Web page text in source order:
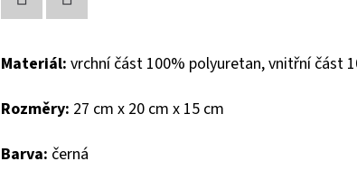
Materiál: vrchní část 100% polyuretan, vnitřní část
Rozměry: 27 cm x 20 cm x 15 cm
Barva: černá